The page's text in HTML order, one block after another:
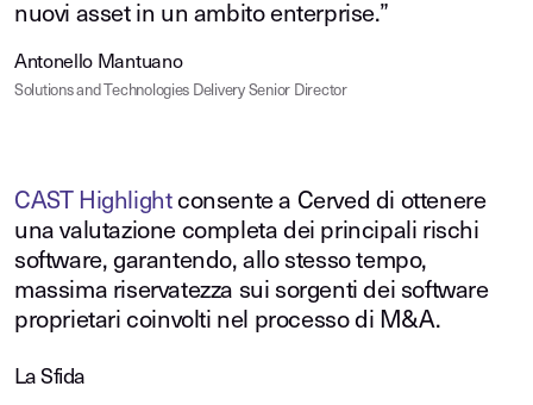
nuovi asset in un ambito enterprise.”
Antonello Mantuano
Solutions and Technologies Delivery Senior Director
CAST Highlightconsente a Cerved di ottenere
una valutazione completa dei principali rischi
software, garantendo, allo stesso tempo,
massima riservatezza sui sorgenti dei software
proprietari coinvolti nel processo di M&A.
La Sfida